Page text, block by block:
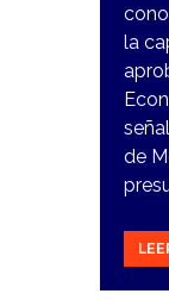
la
de
4